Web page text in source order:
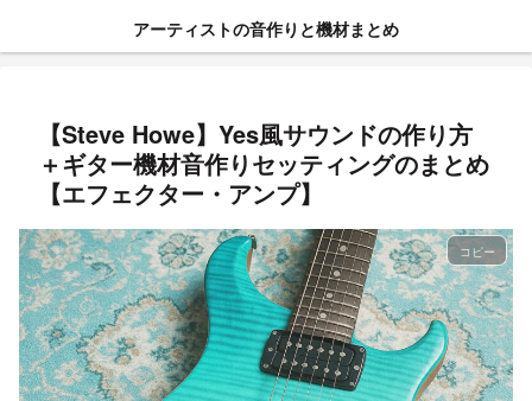
アーティストの音作りと機材まとめ
【Steve Howe】Yes風サウンドの作り方
＋ギター機材音作りセッティングのまとめ
【エフェクター・アンプ】
コピー